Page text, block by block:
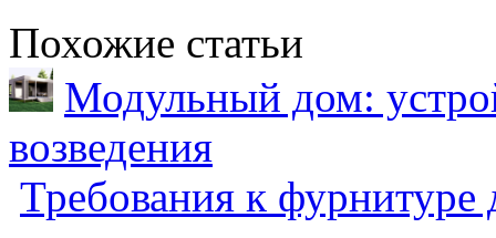
Похожие статьи
Модульный дом:
возведения
Требования к фурнитуре